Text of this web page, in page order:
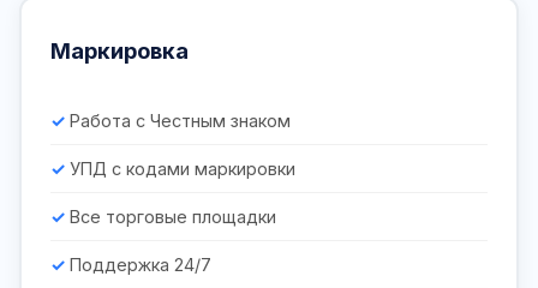
Маркировка
Работа с Честным знаком
УПД с кодами маркировки
Все торговые площадки
Поддержка 24/7